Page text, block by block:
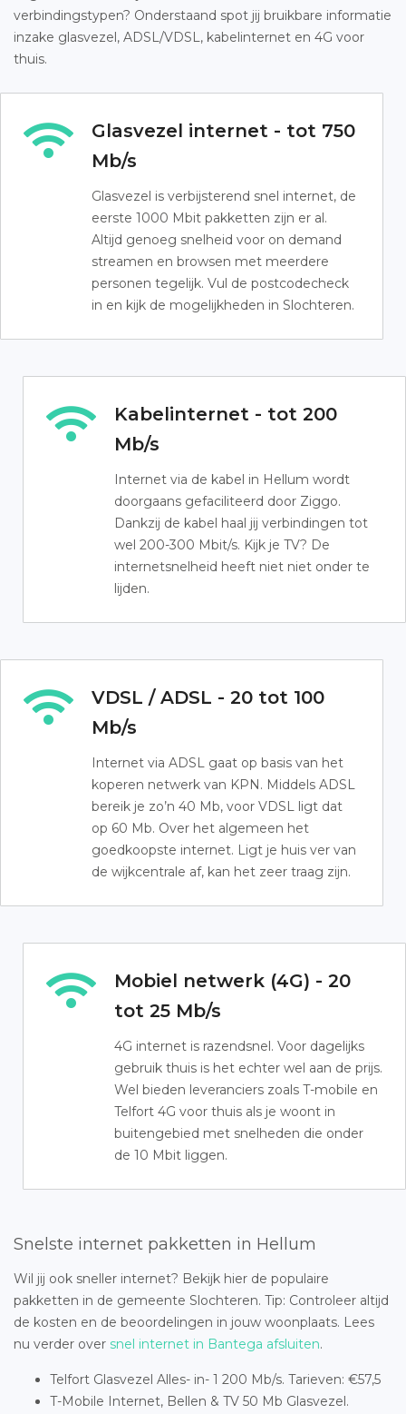
verbindingstypen? Onderstaand spot jij bruikbare informatie
inzake glasvezel, ADSL/VDSL, kabelinternet en 4G voor
thuis.
Glasvezel internet - tot 750
Mb/s
Glasvezel is verbijsterend snel internet, de
eerste 1000 Mbit pakketten zijn er al.
Altijd genoeg snelheid voor on demand
streamen en browsen met meerdere
personen tegelijk. Vul de postcodecheck
in en kijk de mogelijkheden in Slochteren.
Kabelinternet - tot 200
Mb/s
Internet via de kabel in Hellum wordt
doorgaans gefaciliteerd door Ziggo.
Dankzij de kabel haal jij verbindingen tot
wel 200-300 Mbit/s. Kijk je TV? De
internetsnelheid heeft niet niet onder te
lijden.
VDSL / ADSL - 20 tot 100
Mb/s
Internet via ADSL gaat op basis van het
koperen netwerk van KPN. Middels ADSL
bereik je zo’n 40 Mb, voor VDSL ligt dat
op 60 Mb. Over het algemeen het
goedkoopste internet. Ligt je huis ver van
de wijkcentrale af, kan het zeer traag zijn.
Mobiel netwerk (4G) - 20
tot 25 Mb/s
4G internet is razendsnel. Voor dagelijks
gebruik thuis is het echter wel aan de prijs.
Wel bieden leveranciers zoals T-mobile en
Telfort 4G voor thuis als je woont in
buitengebied met snelheden die onder
de 10 Mbit liggen.
Snelste internet pakketten in Hellum
Wil jij ook sneller internet? Bekijk hier de populaire
pakketten in de gemeente Slochteren. Tip: Controleer altijd
de kosten en de beoordelingen in jouw woonplaats. Lees
nu verder over snel internet in Bantega afsluiten.
Telfort Glasvezel Alles- in- 1 200 Mb/s. Tarieven: €57,5
T-Mobile Internet, Bellen & TV 50 Mb Glasvezel.